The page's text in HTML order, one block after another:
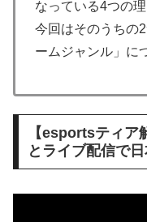
なっている4つの
今回はそのうちの
ームジャンル」に
【esportsティア
とライブ配信で